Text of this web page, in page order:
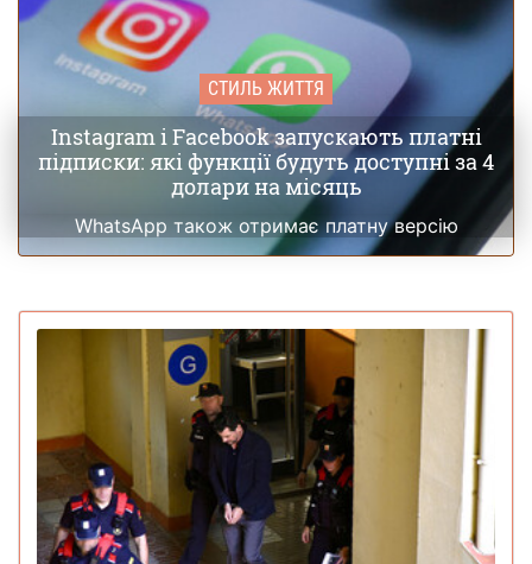
СТИЛЬ ЖИТТЯ
Instagram і Facebook запускають платні
підписки: які функції будуть доступні за 4
долари на місяць
WhatsApp також отримає платну версію